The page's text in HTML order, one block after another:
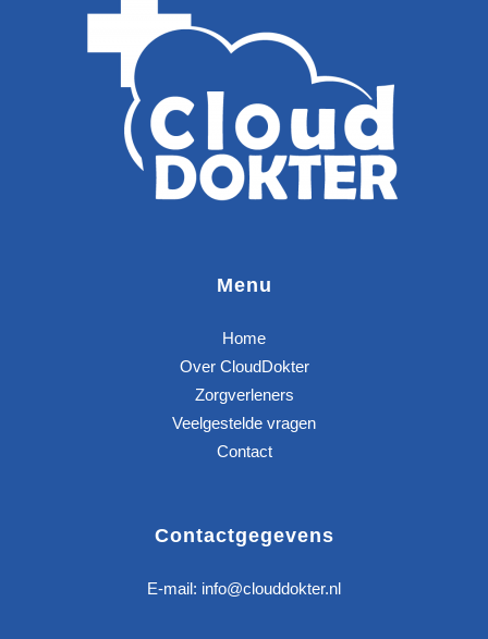
Menu
Home
Over CloudDokter
Zorgverleners
Veelgestelde vragen
Contact
Contactgegevens
E-mail: info@clouddokter.nl